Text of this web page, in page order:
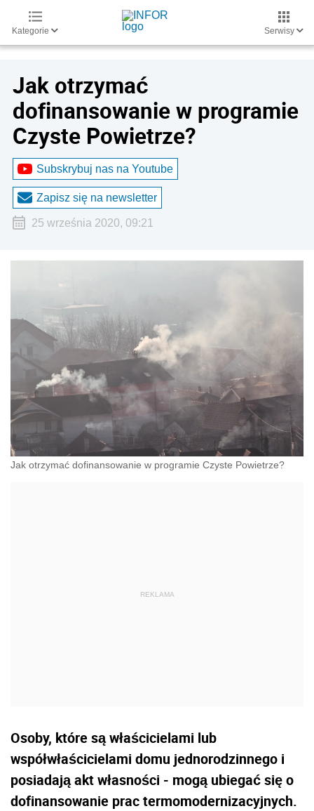
Kategorie Serwisy
Jak otrzymać
dofinansowanie w programie
Czyste Powietrze?
Subskrybuj nas na Youtube
Zapisz się na newsletter
25 września 2020, 09:21
Jak otrzymać dofinansowanie w programie Czyste Powietrze?
Osoby, które są właścicielami lub
współwłaścicielami domu jednorodzinnego i
posiadają akt własności - mogą ubiegać się o
dofinansowanie prac termomodernizacyjnych.